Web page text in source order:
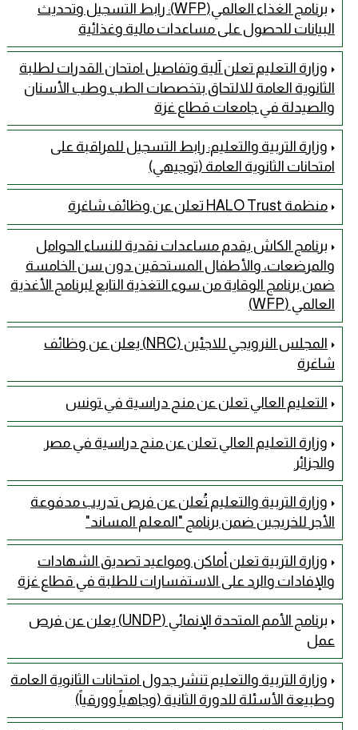
برنامج الغذاء العالمي(WFP): رابط التسجيل وتحديث
البيانات للحصول على مساعدات مالية وغذائية
وزارة التعليم تعلن آلية وتفاصيل امتحان القدرات لطلبة
الثانوية العامة للالتحاق بتخصصات الطب وطب الأسنان
والصيدلة في جامعات قطاع غزة
وزارة التربية والتعليم: رابط التسجيل للمراقبة على
امتحانات الثانوية العامة (توجيهي)
منظمة HALO Trust تعلن عن وظائف شاغرة
برنامج الكاش يقدم مساعدات نقدية للنساء الحوامل
والمرضعات، والأطفال المستحقين دون سن الخامسة
ضمن برنامج الوقاية من سوء التغذية التابع لبرنامج الأغذية
العالمي (WFP)
المجلس النرويجي للاجئين (NRC) يعلن عن وظائف
شاغرة
التعليم العالي تعلن عن منح دراسية في تونس
وزارة التعليم العالي تعلن عن منح دراسية في مصر
والجزائر
وزارة التربية والتعليم تُعلن عن فرص تدريب مدفوعة
الأجر للخريجين ضمن برنامج "المعلم المساند"
وزارة التربية تعلن أماكن ومواعيد تصديق الشهادات
والإفادات والرد على الاستفسارات للطلبة في قطاع غزة
برنامج الأمم المتحدة الإنمائي (UNDP) يعلن عن فرص
عمل
وزارة التربية والتعليم تنشر جدول امتحانات الثانوية العامة
وطبيعة الأسئلة للدورة الثانية (وجاهياً وورقياً)